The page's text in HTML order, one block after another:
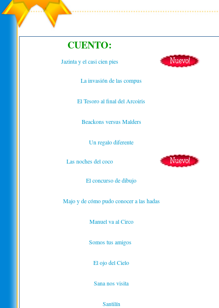
CUENTO:
Jazinta y el casi cien pies
La invasión de las compus
El Tesoro al final del Arcoiris
Beackons versus Malders
Un regalo diferente
Las noches del coco
El concurso de dibujo
Majo y de cómo pudo conocer a las hadas
Manuel va al Circo
Somos tus amigos
El ojo del Cielo
Sana nos visita
Santilín